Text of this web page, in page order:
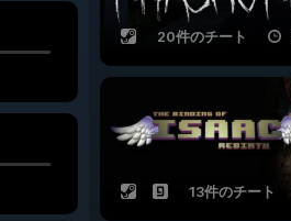
20件のチート
13件のチート